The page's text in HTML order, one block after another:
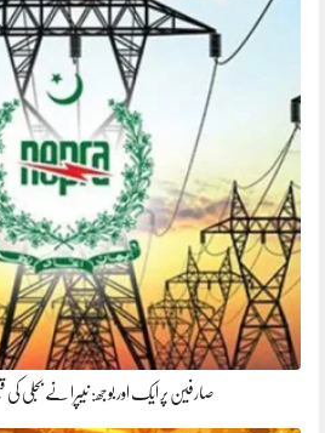
صارفین پر ایک اور بوجھ: نیپرا نے بجلی کی